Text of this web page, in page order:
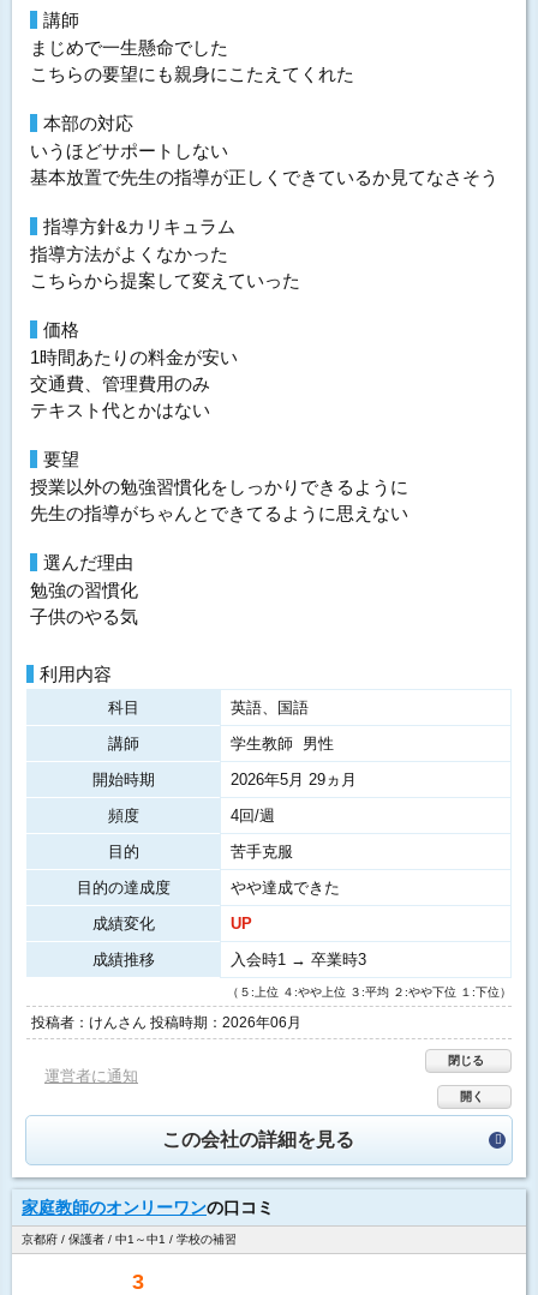
講師
まじめで一生懸命でした
こちらの要望にも親身にこたえてくれた
本部の対応
いうほどサポートしない
基本放置で先生の指導が正しくできているか見てなさそう
指導方針&カリキュラム
指導方法がよくなかった
こちらから提案して変えていった
価格
1時間あたりの料金が安い
交通費、管理費用のみ
テキスト代とかはない
要望
授業以外の勉強習慣化をしっかりできるように
先生の指導がちゃんとできてるように思えない
選んだ理由
勉強の習慣化
子供のやる気
利用内容
科目
英語、国語
講師
学生教師 男性
開始時期
2026年5月 29ヵ月
頻度
4回/週
目的
苦手克服
目的の達成度
やや達成できた
成績変化
UP
成績推移
入会時1 → 卒業時3
（５:上位 ４:やや上位 ３:平均 ２:やや下位 １:下位）
投稿者：けんさん 投稿時期：2026年06月
運営者に通知
閉じる
開く
この会社の詳細を見る
家庭教師のオンリーワンの口コミ
京都府 / 保護者 / 中1～中1 / 学校の補習
3